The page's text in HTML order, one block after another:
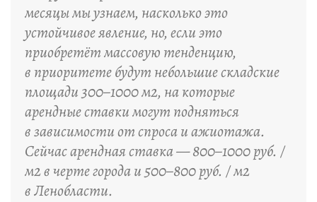
месяцы мы узнаем, насколько это
устойчивое явление, но, если это
приобретёт массовую тенденцию,
в приоритете будут небольшие складские
площади 300–1000 м2, на которые
арендные ставки могут подняться
в зависимости от спроса и ажиотажа.
Сейчас арендная ставка — 800–1000 руб. /
м2 в черте города и 500–800 руб. / м2
в Ленобласти.